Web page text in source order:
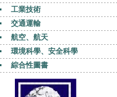
工業技術
交通運輸
航空、航天
環境科學、安全科學
綜合性圖書